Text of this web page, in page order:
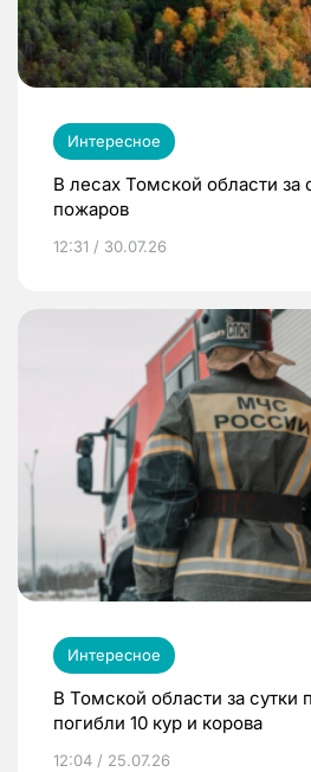
Интересное
В лесах Томской области за
пожаров
12:31 / 30.07.26
Интересное
В Томской области за сутки
погибли 10 кур и корова
12:04 / 25.07.26